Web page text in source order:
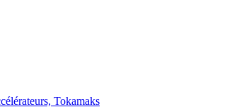
Tokamaks